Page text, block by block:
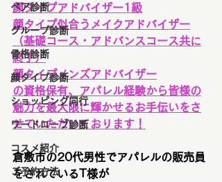
ペア診断
グループ診断
骨格診断
顔タイプ診断
ショッピング同行
ワードローブ診断
コスメ紹介
ご予約方法
顔タイプアドバイザー1級
顔タイプ似合うメイクアドバイザー
（基礎コース・アドバンスコース共に
終了）
顔タイプメンズアドバイザー
の資格保有、アパレル経験から皆様の
魅力を最大限に輝かせるお手伝いをさ
せていただいております！
倉敷市の20代男性でアパレルの販売員
をされているT様が